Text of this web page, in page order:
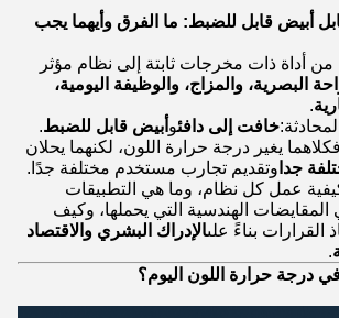
أبيض قابل للضبط: ما الفرق وأيهما يجب
أداة ذات مخرجات ثابتة إلى نظام مؤثر
البصرية، والمزاج، والوظيفة اليومية،
.
خافت إلى دافئوأبيض قابل للضبط.
يغير درجة حرارة اللون، لكنهما يحلان
جداوتقديم تجارب مستخدم مختلفة جدًا.
عمل كل نظام، وما هي التطبيقات
المقايضات الهندسية التي يحملها، وكيف
القرارات بناءً علىالإدراك البشري والاقتصاد
.